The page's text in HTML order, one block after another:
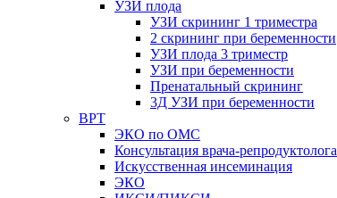
УЗИ плода
УЗИ скрининг 1 триместра
2 скрининг при беременности
УЗИ плода 3 триместр
УЗИ при беременности
Пренатальный скрининг
3Д УЗИ при беременности
ВРТ
ЭКО по ОМС
Консультация врача-репродуктолога
Искусственная инсеминация
ЭКО